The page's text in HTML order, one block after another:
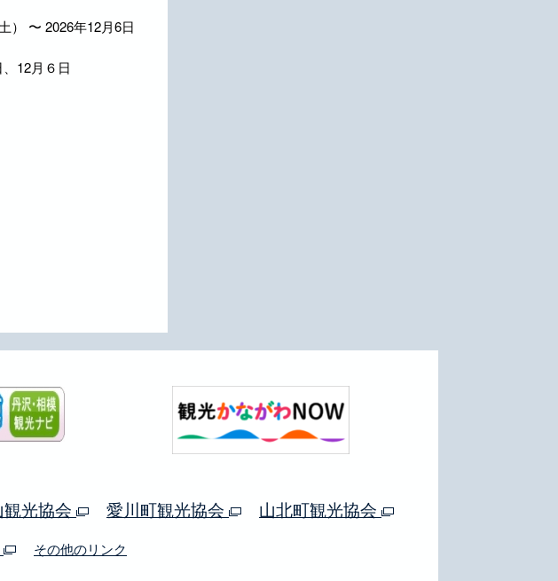
） 〜 2026年12月6日
12月６日
光協会 愛川町観光協会
山北町観光協会
その他のリンク